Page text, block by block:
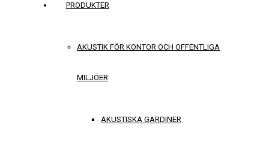
PRODUKTER
AKUSTIK FÖR KONTOR OCH OFFENTLIGA
MILJÖER
AKUSTISKA GARDINER